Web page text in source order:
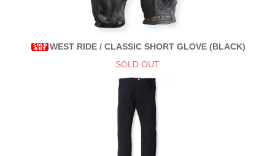
WEST RIDE / CLASSIC SHORT GLOVE (BLACK)
SOLD OUT